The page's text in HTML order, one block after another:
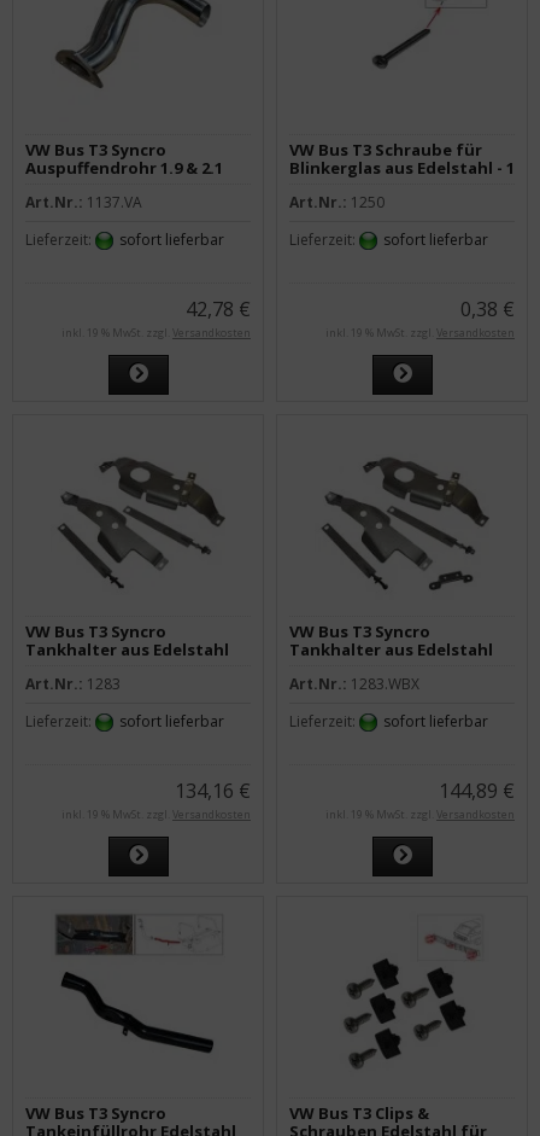
VW Bus T3 Syncro
Auspuffendrohr 1.9 & 2.1
Art.Nr.: 1137.VA
Lieferzeit:
sofort lieferbar
42,78 €
inkl. 19 % MwSt. zzgl. Versandkosten
VW Bus T3 Schraube für
Blinkerglas aus Edelstahl - 1
Art.Nr.: 1250
Lieferzeit:
sofort lieferbar
0,38 €
inkl. 19 % MwSt. zzgl. Versandkosten
VW Bus T3 Syncro
Tankhalter aus Edelstahl
Art.Nr.: 1283
Lieferzeit:
sofort lieferbar
134,16 €
inkl. 19 % MwSt. zzgl. Versandkosten
VW Bus T3 Syncro
Tankhalter aus Edelstahl
Art.Nr.: 1283.WBX
Lieferzeit:
sofort lieferbar
144,89 €
inkl. 19 % MwSt. zzgl. Versandkosten
VW Bus T3 Syncro
Tankeinfüllrohr Edelstahl
VW Bus T3 Clips &
Schrauben Edelstahl für